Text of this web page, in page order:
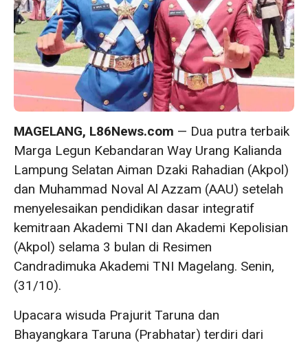
MAGELANG, L86News.com — Dua putra terbaik
Marga Legun Kebandaran Way Urang Kalianda
Lampung Selatan Aiman Dzaki Rahadian (Akpol)
dan Muhammad Noval Al Azzam (AAU) setelah
menyelesaikan pendidikan dasar integratif
kemitraan Akademi TNI dan Akademi Kepolisian
(Akpol) selama 3 bulan di Resimen
Candradimuka Akademi TNI Magelang. Senin,
(31/10).
Upacara wisuda Prajurit Taruna dan
Bhayangkara Taruna (Prabhatar) terdiri dari